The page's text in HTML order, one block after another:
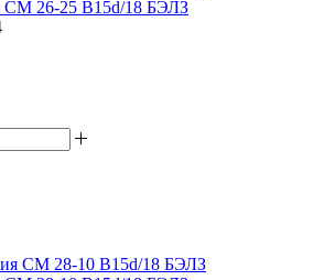
СМ 26-25 В15d/18 БЭЛЗ